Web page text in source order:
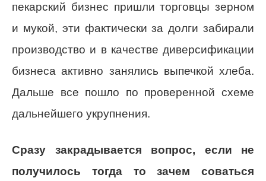
пекарский бизнес пришли торговцы зерном
и мукой, эти фактически за долги забирали
производство и в качестве диверсификации
бизнеса активно занялись выпечкой хлеба.
Дальше все пошло по проверенной схеме
дальнейшего укрупнения.
Сразу закрадывается вопрос, если не
получилось тогда то зачем соваться